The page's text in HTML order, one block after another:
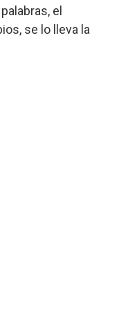
el
se lo lleva la